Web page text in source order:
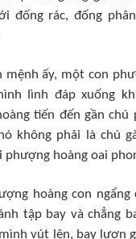
đống rác, đống
mệnh ấy, một con
lình đáp xuống
tiến đến gần chú
không phải là chú
phượng hoàng oai
hoàng con ngẩng
tập bay và chẳng
vút lên, bay lượn